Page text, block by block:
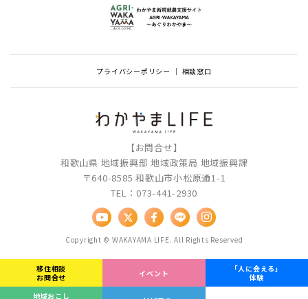
移住相談
お問合せ
イベント
「人に会える」
体験
地域おこし
プライバシーポリシー 相談窓口
【お問合せ】
和歌山県 地域振興部 地域政策局 地域振興課
〒640-8585 和歌山市小松原通1-1
TEL：073-441-2930
Copyright © WAKAYAMA LIFE. All Rights Reserved